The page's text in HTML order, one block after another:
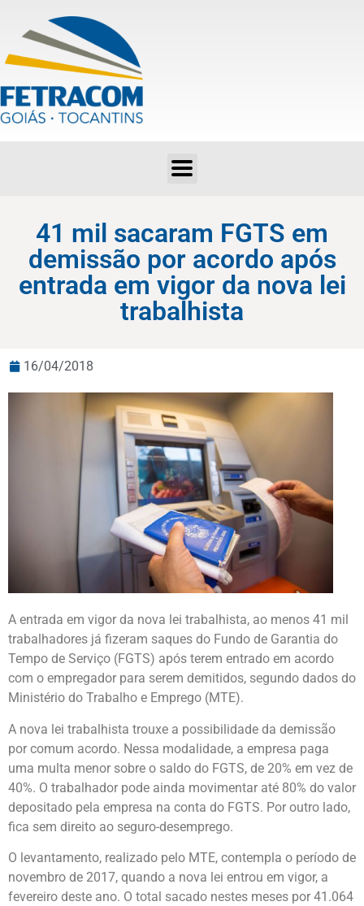
41 mil sacaram FGTS em
demissão por acordo após
entrada em vigor da nova lei
trabalhista
16/04/2018
A entrada em vigor da nova lei trabalhista, ao menos 41 mil
trabalhadores já fizeram saques do Fundo de Garantia do
Tempo de Serviço (FGTS) após terem entrado em acordo
com o empregador para serem demitidos, segundo dados do
Ministério do Trabalho e Emprego (MTE).
A nova lei trabalhista trouxe a possibilidade da demissão
por comum acordo. Nessa modalidade, a empresa paga
uma multa menor sobre o saldo do FGTS, de 20% em vez de
40%. O trabalhador pode ainda movimentar até 80% do valor
depositado pela empresa na conta do FGTS. Por outro lado,
fica sem direito ao seguro-desemprego.
O levantamento, realizado pelo MTE, contempla o período de
novembro de 2017, quando a nova lei entrou em vigor, a
fevereiro deste ano. O total sacado nestes meses por 41.064